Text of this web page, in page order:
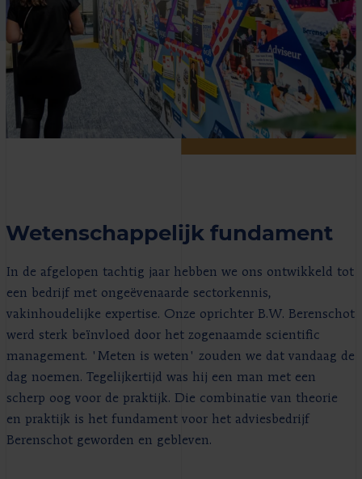
Wetenschappelijk fundament
In de afgelopen tachtig jaar hebben we ons ontwikkeld tot
een bedrijf met ongeëvenaarde sectorkennis,
vakinhoudelijke expertise. Onze oprichter B.W. Berenschot
werd sterk beïnvloed door het zogenaamde scientific
management. 'Meten is weten' zouden we dat vandaag de
dag noemen. Tegelijkertijd was hij een man met een
scherp oog voor de praktijk. Die combinatie van theorie
en praktijk is het fundament voor het adviesbedrijf
Berenschot geworden en gebleven.